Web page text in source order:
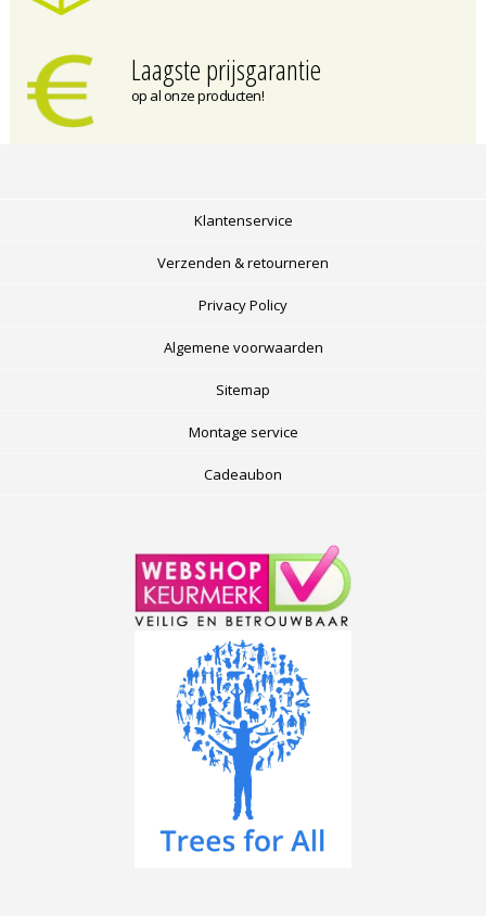
Laagste prijsgarantie
op al onze producten!
Klantenservice
Verzenden & retourneren
Privacy Policy
Algemene voorwaarden
Sitemap
Montage service
Cadeaubon